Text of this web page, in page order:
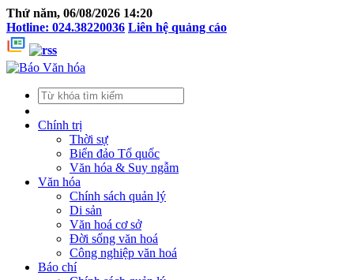
Thứ năm, 06/08/2026 14:20
Hotline: 024.38220036 Liên hệ quảng cáo
Chính trị
Thời sự
Biển đảo Tổ quốc
Văn hóa & Suy ngẫm
Văn hóa
Chính sách quản lý
Di sản
Văn hoá cơ sở
Đời sống văn hoá
Công nghiệp văn hoá
Báo chí